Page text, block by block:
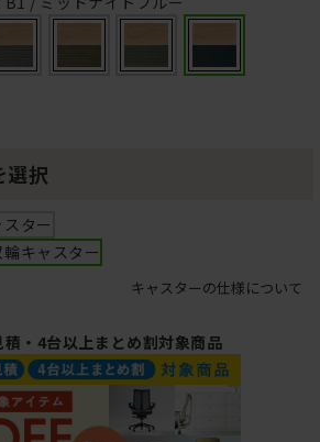
選択
ター
キャスター
キャスターの仕様について
・4台以上まとめ割対象商品